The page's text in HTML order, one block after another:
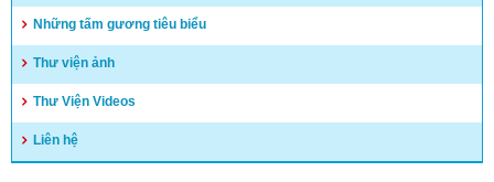
Những tấm gương tiêu biểu
Thư viện ảnh
Thư Viện Videos
Liên hệ